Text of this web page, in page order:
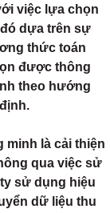
việc lựa chọn
dựa trên sự
thức toán
được thông
theo hướng
minh là cải thiện
qua việc sử
sử dụng hiệu
dữ liệu thu